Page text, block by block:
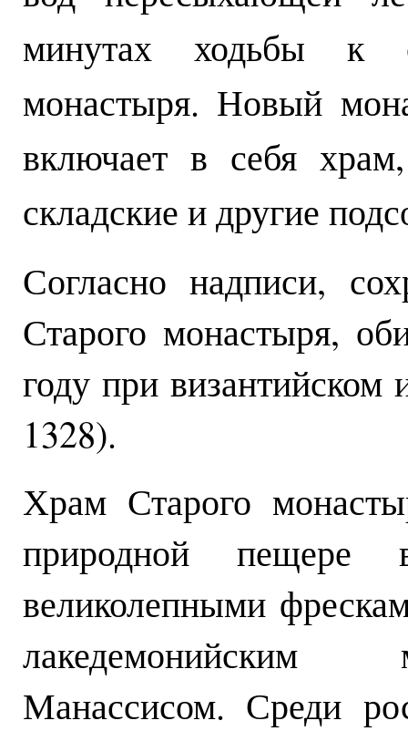
минутах ходьбы к
монастыря. Новый
включает в себя
складские и другие
Согласно надписи,
Старого монастыря,
году при
1328).
Храм Старого
природной
великолепными
лакедемонийским
Манассисом. Среди